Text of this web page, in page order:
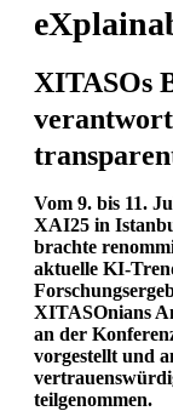
XITASOs
Vom 9. bis 11.
XAI25 in
brachte
aktuelle KI-
XITASOnians
an der
vorgestellt und
teilgenommen.